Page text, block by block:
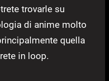
trovarle su
di anime molto
quella
in loop.